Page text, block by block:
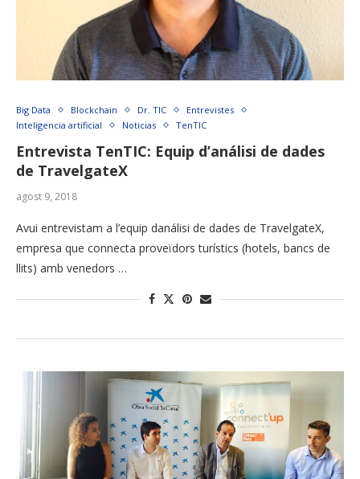
Big Data Blockchain Dr. TIC
Entrevistes
Inteligencia artificial
Noticias TenTIC
Entrevista TenTIC: Equip d’análisi de dades
de TravelgateX
agost 9, 2018
Avui entrevistam a l’equip danálisi de dades de TravelgateX,
empresa que connecta proveïdors turístics (hotels, bancs de
llits) amb venedors …